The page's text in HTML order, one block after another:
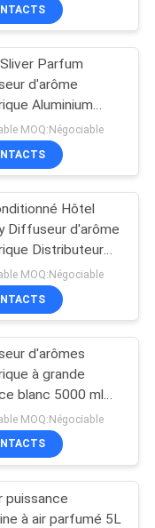
49
Parfum
d'arôme
Aluminium
intérieur Cadeaux
de la
MOQ:Négociable
Hôtel
Diffuseur d'arôme
Distributeur
ml Facile à
MOQ:Négociable
d'arômes
à grande
blanc 5000 ml
de climatisation
des
MOQ:Négociable
puissance
à air parfumé 5L